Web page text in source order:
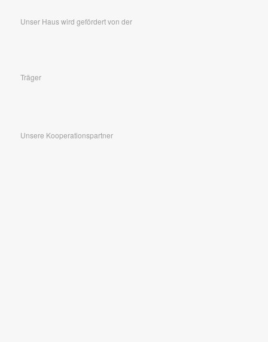
Unser Haus wird gefördert von der
Träger
Unsere Kooperationspartner